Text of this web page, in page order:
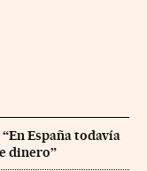
España todavía
dinero”